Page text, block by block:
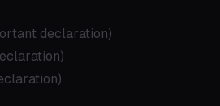
declaration)